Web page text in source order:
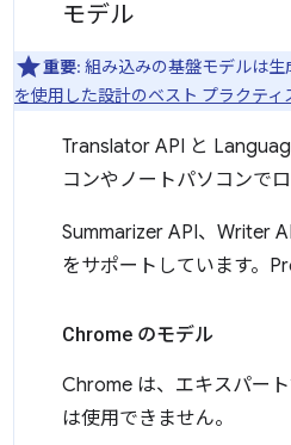
モデル
重要: 組み込みの基盤モデルは生
を使用した設計のベスト プラクティ
Translator API と
コンやノートパソコンで
Summarizer API、Writer
をサポートしています。
Chrome のモデル
Chrome は、エキスパー
は使用できません。